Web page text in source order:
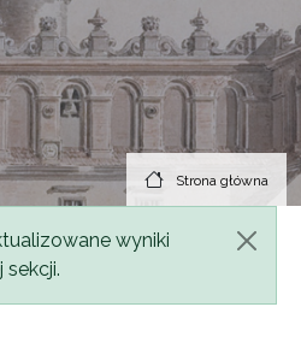
Strona główna
wyniki